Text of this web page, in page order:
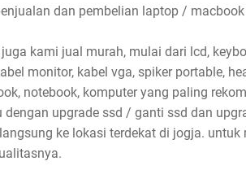
dan pembelian laptop /
kami jual murah, mulai dari lcd,
monitor, kabel vga, spiker portable,
notebook, komputer yang paling
dengan upgrade ssd / ganti ssd dan
ke lokasi terdekat di jogja.